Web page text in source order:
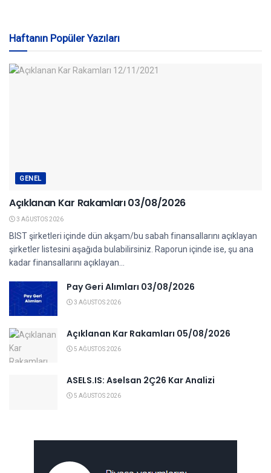
Haftanın Popüler Yazıları
GENEL
Açıklanan Kar Rakamları 03/08/2026
3 AĞUSTOS 2026
BIST şirketleri içinde dün akşam/bu sabah finansallarını açıklayan
şirketler listesini aşağıda bulabilirsiniz. Raporun içinde ise, şu ana
kadar finansallarını açıklayan...
Pay Geri Alımları 03/08/2026
3 AĞUSTOS 2026
Açıklanan Kar Rakamları 05/08/2026
5 AĞUSTOS 2026
ASELS.IS: Aselsan 2Ç26 Kar Analizi
5 AĞUSTOS 2026